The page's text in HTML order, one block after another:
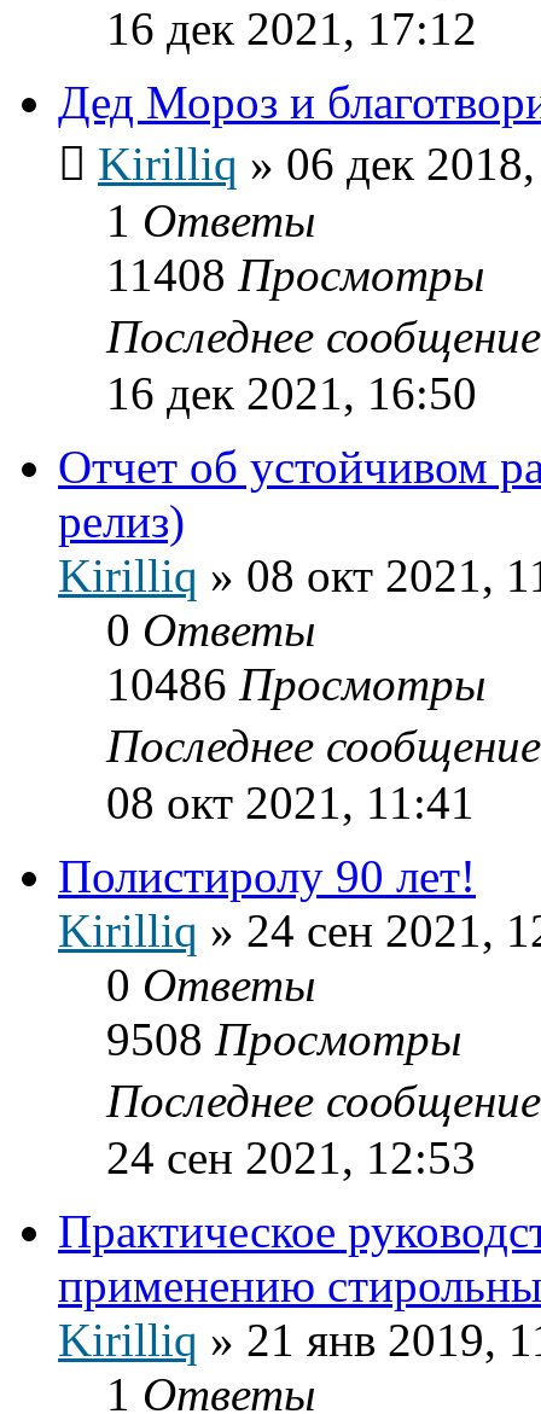
16 дек 2021, 17:12
Дед Мороз и
Kirilliq » 06 дек
1 Ответы
11408 Просмотры
Последнее
16 дек 2021, 16:50
Отчет об устойчивом
релиз)
Kirilliq » 08 окт 2021,
0 Ответы
10486 Просмотры
Последнее
08 окт 2021, 11:41
Полистиролу 90 лет!
Kirilliq » 24 сен 2021,
0 Ответы
9508 Просмотры
Последнее
24 сен 2021, 12:53
Практическое
применению
Kirilliq » 21 янв 2019,
1 Ответы